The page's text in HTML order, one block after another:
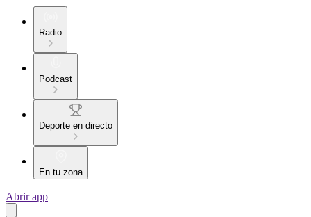
Radio
Podcast
Deporte en directo
En tu zona
Abrir app